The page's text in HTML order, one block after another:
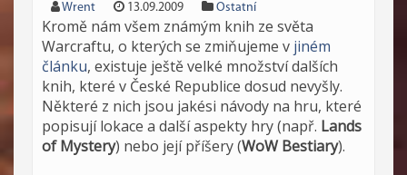
Wrent 13.09.2009 Ostatní
Kromě nám všem známým knih ze světa
Warcraftu, o kterých se zmiňujeme v jiném
článku, existuje ještě velké množství dalších
knih, které v České Republice dosud nevyšly.
Některé z nich jsou jakési návody na hru, které
popisují lokace a další aspekty hry (např. Lands
of Mystery) nebo její příšery (WoW Bestiary).